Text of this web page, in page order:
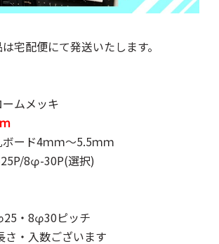
宅配便にて発送いたします。
ムメッキ
ード4ｍｍ～5.5ｍｍ
8φ-30P(選択)
・8φ30ピッチ
さ・入数ございます